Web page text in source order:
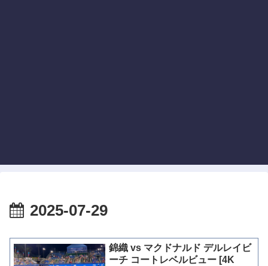
2025-07-29
錦織 vs マクドナルド デルレイビ
ーチ コートレベルビュー [4K